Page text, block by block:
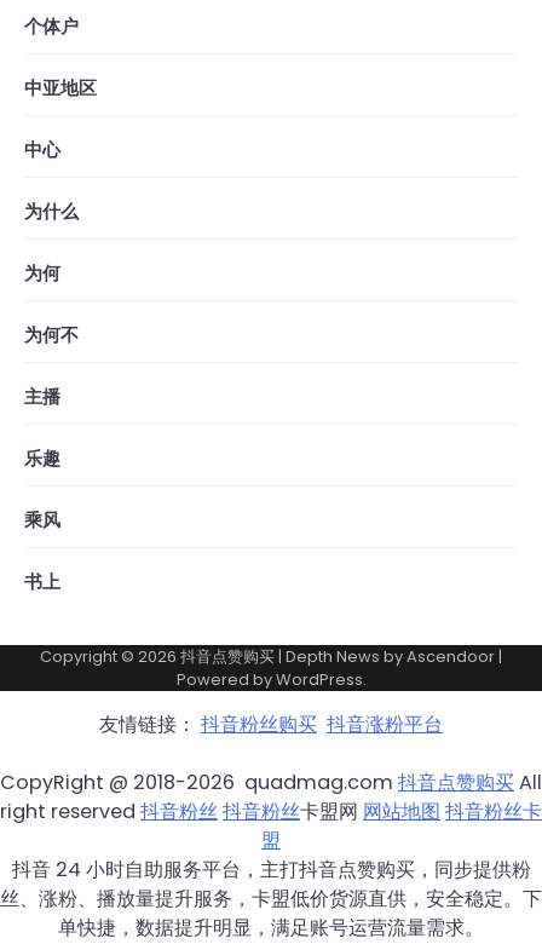
个体户
中亚地区
中心
为什么
为何
为何不
主播
乐趣
乘风
书上
Copyright © 2026 抖音点赞购买 | Depth News byAscendoor |
Powered byWordPress.
友情链接： 抖音粉丝购买 抖音涨粉平台
CopyRight @ 2018-2026 quadmag.com 抖音点赞购买All
right reserved 抖音粉丝抖音粉丝卡盟网 网站地图 抖音粉丝卡
盟
抖音 24 小时自助服务平台，主打抖音点赞购买，同步提供粉
丝、涨粉、播放量提升服务，卡盟低价货源直供，安全稳定。下
单快捷，数据提升明显，满足账号运营流量需求。